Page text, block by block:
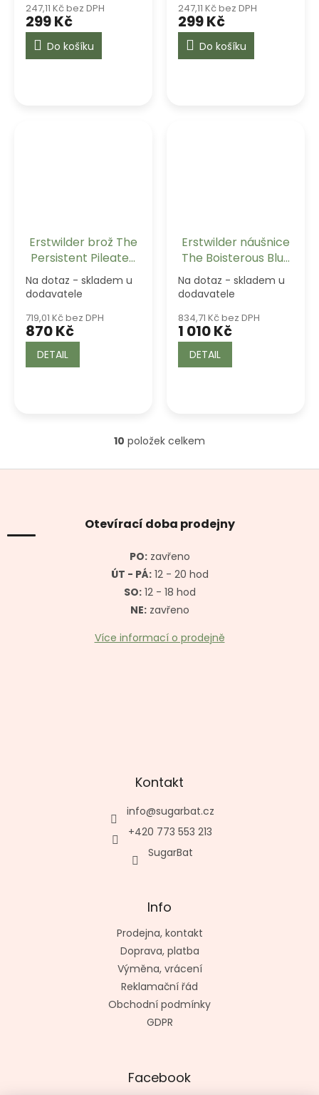
247,11 Kč bez DPH
299 Kč
Do košíku
247,11 Kč bez DPH
299 Kč
Do košíku
Erstwilder brož The
Persistent Pileated
Woodpecker
Na dotaz - skladem u
dodavatele
719,01 Kč bez DPH
870 Kč
DETAIL
Erstwilder náušnice
The Boisterous Blue
Jay
Na dotaz - skladem u
dodavatele
834,71 Kč bez DPH
1 010 Kč
DETAIL
O
l
a
c
p
r
v
k
y
ý
10 položek celkem
Z
Otevírací doba prodejny
PO:zavřeno
ÚT - PÁ:12 - 20 hod
SO:12 - 18 hod
NE:zavřeno
Více informací o prodejně
Kontakt
info@sugarbat.cz
+420 773 553 213
SugarBat
Info
Prodejna, kontakt
Doprava, platba
Výměna, vrácení
Reklamační řád
Obchodní podmínky
GDPR
Facebook